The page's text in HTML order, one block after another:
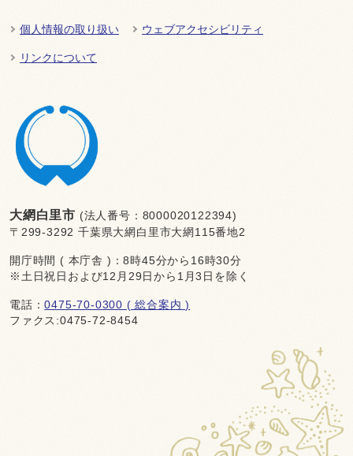
個人情報の取り扱い ウェブアクセシビリティ
リンクについて
大網白里市 (法人番号：8000020122394)
〒299-3292 千葉県大網白里市大網115番地2
開庁時間 ( 本庁舎 )：8時45分から16時30分
※土日祝日および12月29日から1月3日を除く
電話：0475-70-0300 ( 総合案内 )
ファクス:0475-72-8454